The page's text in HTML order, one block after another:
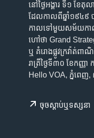
នៅ​ថ្ងៃអង្គារ​ ​ទី១​ ​ខែតុ
ដែល​កាលពី​ឆ្នាំ១៩៤៩​
កាល​ទៅ​មួយ​សម័យកាល​
ហៅថា​ ​Grand​
ឬ​ ​គំរោង​ផ្លូវ​ក្រ​វ៉ាត់​ពា
រាត្រី​ថ្ងៃទី៣០​ ​ខែកញ្
Hello VOA, ភ្នំពេញ
ចុច​​ស្តាប់​ឬ​ទស្សនា